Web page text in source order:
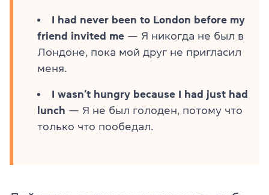
I had never been to London before my
friend invited me — Я никогда не был в
Лондоне, пока мой друг не пригласил
меня.
I wasn’t hungry because I had just had
lunch — Я не был голоден, потому что
только что пообедал.